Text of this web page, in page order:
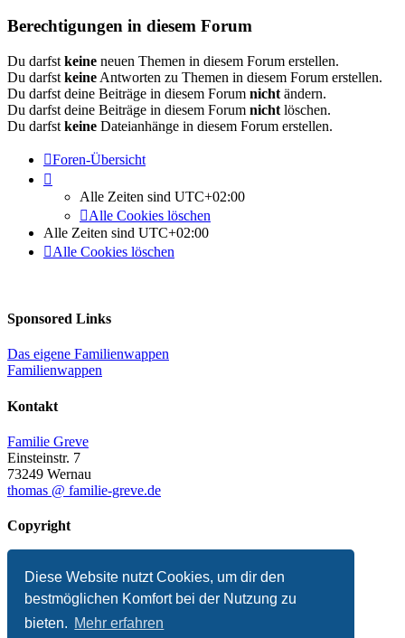
Diese Website nutzt Cookies, um dir den
bestmöglichen Komfort bei der Nutzung zu
bieten. Mehr erfahren
Berechtigungen in diesem Forum
Du darfst keine neuen Themen in diesem Forum erstellen.
Du darfst keine Antworten zu Themen in diesem Forum erstellen.
Du darfst deine Beiträge in diesem Forum nicht ändern.
Du darfst deine Beiträge in diesem Forum nicht löschen.
Du darfst keine Dateianhänge in diesem Forum erstellen.
Foren-Übersicht
Alle Zeiten sind UTC+02:00
Alle Cookies löschen
Alle Zeiten sind UTC+02:00
Alle Cookies löschen
Sponsored Links
Das eigene Familienwappen
Familienwappen
Kontakt
Familie Greve
Einsteinstr. 7
73249 Wernau
thomas @ familie-greve.de
Copyright
Impressum
Datenschutzerklärung